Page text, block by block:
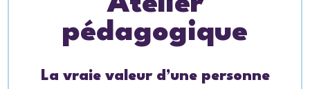
pédagogique
La vraie valeur d’une personne